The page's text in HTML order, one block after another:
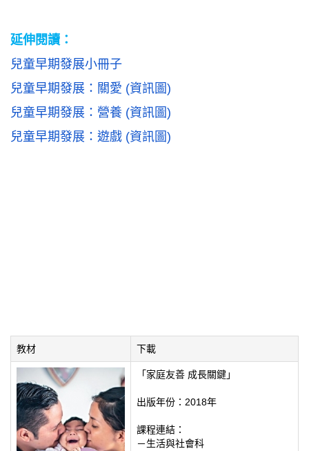
延伸閱讀：
兒童早期發展小冊子
兒童早期發展：關愛 (資訊圖)
兒童早期發展：營養 (資訊圖)
兒童早期發展：遊戲 (資訊圖)
教材 下載
「家庭友善 成長關鍵」
出版年份：2018年
課程連結：
－生活與社會科